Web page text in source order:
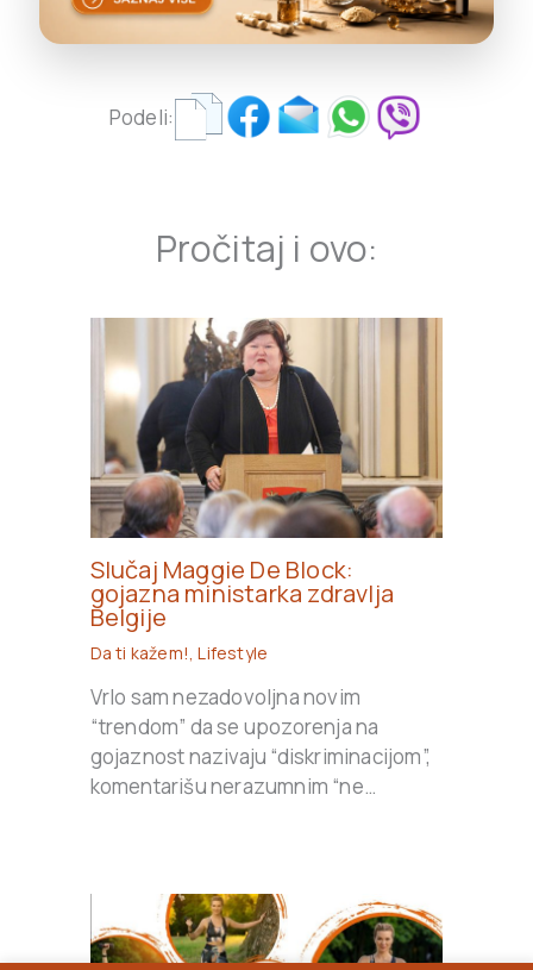
Podeli:
Pročitaj i ovo:
Slučaj Maggie De Block:
gojazna ministarka zdravlja
Belgije
Da ti kažem!,Lifestyle
Vrlo sam nezadovoljna novim
“trendom” da se upozorenja na
gojaznost nazivaju “diskriminacijom”,
komentarišu nerazumnim “ne…